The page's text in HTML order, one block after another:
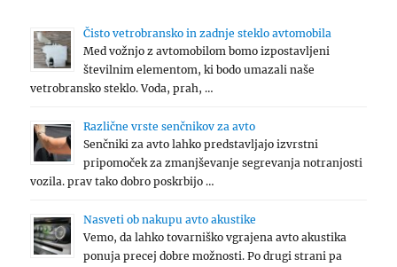
Čisto vetrobransko in zadnje steklo avtomobila
Med vožnjo z avtomobilom bomo izpostavljeni
številnim elementom, ki bodo umazali naše
vetrobransko steklo. Voda, prah, …
Različne vrste senčnikov za avto
Senčniki za avto lahko predstavljajo izvrstni
pripomoček za zmanjševanje segrevanja notranjosti
vozila. prav tako dobro poskrbijo …
Nasveti ob nakupu avto akustike
Vemo, da lahko tovarniško vgrajena avto akustika
ponuja precej dobre možnosti. Po drugi strani pa